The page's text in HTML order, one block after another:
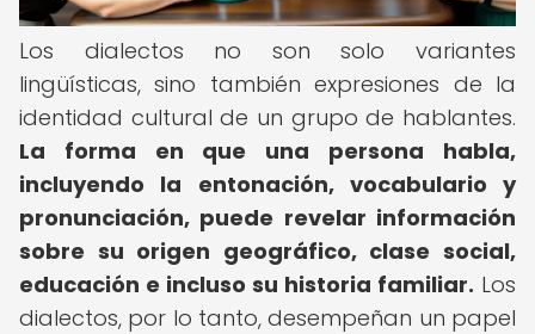
Los dialectos no son solo variantes
lingüísticas, sino también expresiones de la
identidad cultural de un grupo de hablantes.
La forma en que una persona habla,
incluyendo la entonación, vocabulario y
pronunciación, puede revelar información
sobre su origen geográfico, clase social,
educación e incluso su historia familiar. Los
dialectos, por lo tanto, desempeñan un papel